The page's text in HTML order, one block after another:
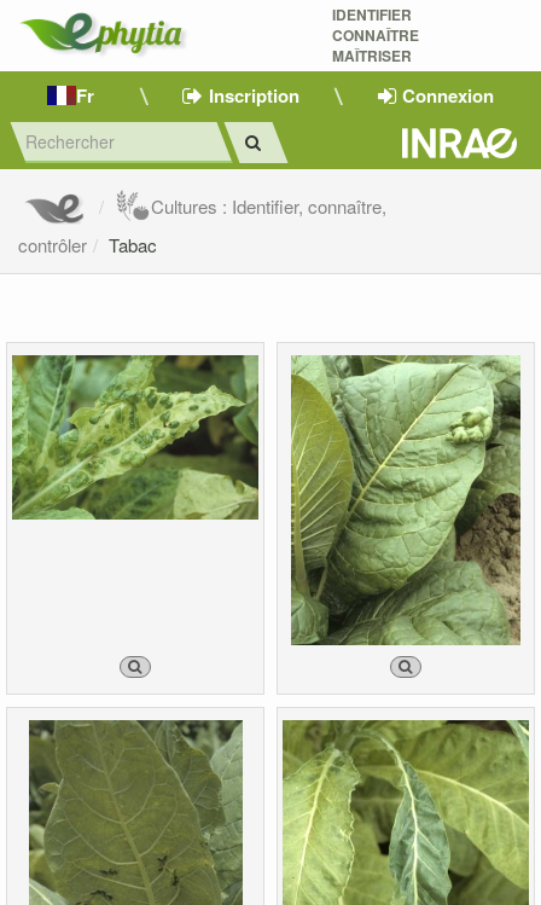
IDENTIFIER
CONNAÎTRE
MAÎTRISER
Fr Inscription Connexion
Cultures : Identifier, connaître,
contrôler
Tabac